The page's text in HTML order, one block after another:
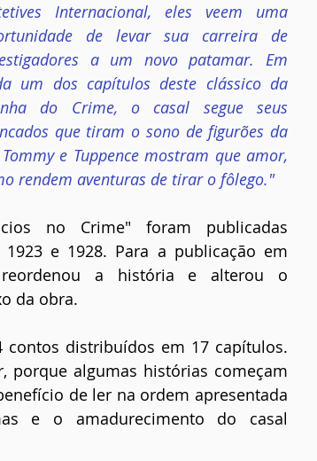
Internacional, eles veem uma
de levar sua carreira de
a um novo patamar. Em
um dos capítulos deste clássico da
do Crime, o casal segue seus
que tiram o sono de figurões da
e Tuppence mostram que amor,
rendem aventuras de tirar o fôlego."
no Crime" foram publicadas
e 1928. Para a publicação em
a história e alterou o
da obra.
distribuídos em 17 capítulos.
porque algumas histórias começam
de ler na ordem apresentada
e o amadurecimento do casal